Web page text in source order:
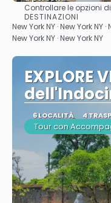
Controllare le opzioni
DESTINAZIONI
New York NY · New York NY ·
New York NY · New York NY
EXPLORE
6 LOCALITÀ 4
Tour con